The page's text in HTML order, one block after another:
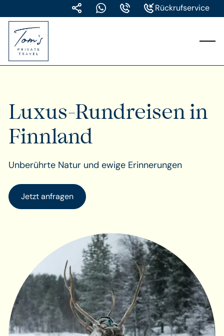
Rückrufservice
Luxus-Rundreisen in
Finnland
Unberührte Natur und ewige Erinnerungen
Jetzt anfragen